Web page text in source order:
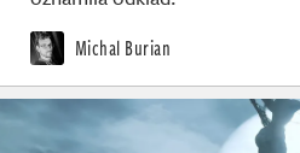
Michal Burian